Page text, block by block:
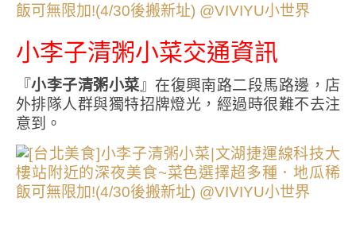
小李子清粥小菜交通資訊
『小李子清粥小菜』在復興南路二段馬路邊，店
外排隊人群與獨特招牌燈光，經過時很難不去注
意到。